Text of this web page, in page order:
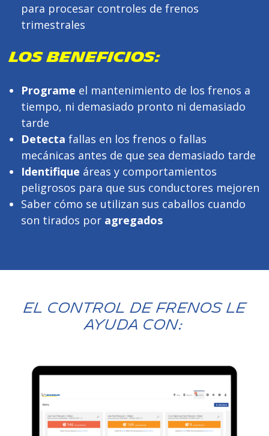
para procesar controles de frenos
trimestrales
LOS BENEFICIOS:
Programe el mantenimiento de los frenos a
tiempo, ni demasiado pronto ni demasiado
tarde
Detecta fallas en los frenos o fallas
mecánicas antes de que sea demasiado tarde
Identifique áreas y comportamientos
peligrosos para que sus conductores mejoren
Saber cómo se utilizan sus caballos cuando
son tirados por agregados
El control de frenos le
ayuda con: